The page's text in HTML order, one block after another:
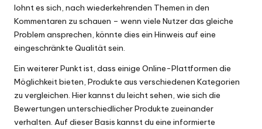
lohnt es sich, nach wiederkehrenden Themen in den
Kommentaren zu schauen – wenn viele Nutzer das gleiche
Problem ansprechen, könnte dies ein Hinweis auf eine
eingeschränkte Qualität sein.
Ein weiterer Punkt ist, dass einige Online-Plattformen die
Möglichkeit bieten, Produkte aus verschiedenen Kategorien
zu vergleichen. Hier kannst du leicht sehen, wie sich die
Bewertungen unterschiedlicher Produkte zueinander
verhalten. Auf dieser Basis kannst du eine informierte